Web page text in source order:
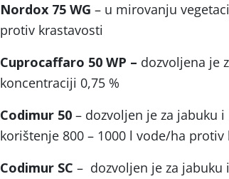
Nordox 75 WG – u mirovanju
protiv krastavosti
Cuprocaffaro 50 WP – dozvoljena je
koncentraciji 0,75 %
Codimur 50 – dozvoljen je za jabuku
korištenje 800 – 1000 l vode/ha
Codimur SC – dozvoljen je za jabuku